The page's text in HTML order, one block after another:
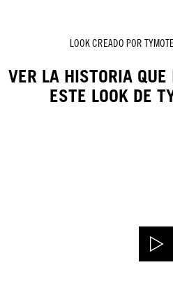
LOOK CREADO POR
VER LA HISTORIA
ESTE LOOK DE